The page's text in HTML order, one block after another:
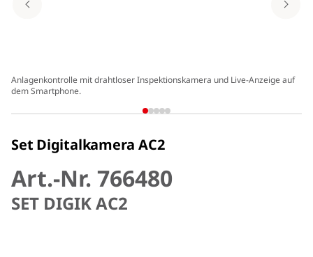
Anlagenkontrolle mit drahtloser Inspektionskamera und Live-Anzeige auf
dem Smartphone.
Set Digitalkamera AC2
Art.-Nr. 766480
SET DIGIK AC2